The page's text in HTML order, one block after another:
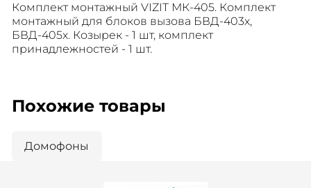
Комплект монтажный VIZIT МК-405. Комплект
монтажный для блоков вызова БВД-403х,
БВД-405х. Козырек - 1 шт, комплект
принадлежностей - 1 шт.
Похожие товары
Домофоны